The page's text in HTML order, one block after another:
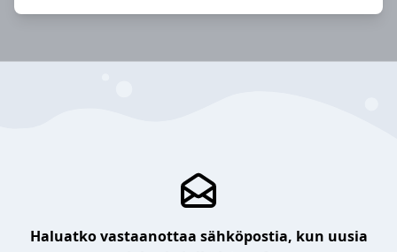
Haluatko vastaanottaa sähköpostia, kun uusia